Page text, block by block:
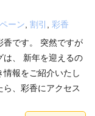
ーン, 割引 , 彩香
香です。 突然ですが
は、 新年を迎えるの
報をご紹介いたし
、彩香にアクセス